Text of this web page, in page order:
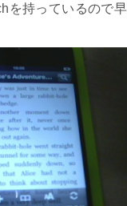
を持っているので